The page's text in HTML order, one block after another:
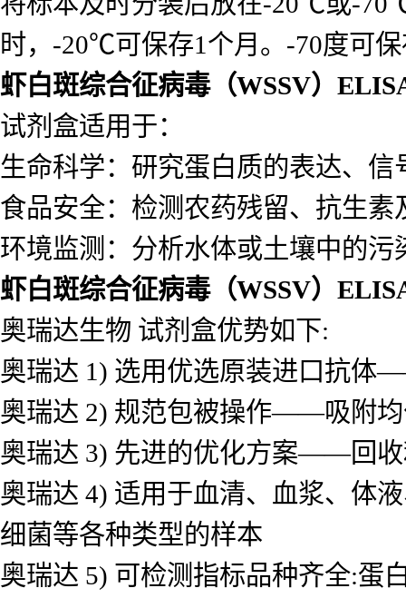
时，-20℃可保存1个月。-70度可
虾白斑综合征病毒（WSSV）
试剂盒适用于：
生命科学：研究蛋白质的表达、信
食品安全：检测农药残留、抗生素
环境监测：分析水体或土壤中的
虾白斑综合征病毒（WSSV）
奥瑞达生物 试剂盒优势如下:
奥瑞达 1) 选用优选原装进口抗
奥瑞达 2) 规范包被操作——吸附
奥瑞达 3) 先进的优化方案——回
奥瑞达 4) 适用于血清、血浆、体
细菌等各种类型的样本
奥瑞达 5) 可检测指标品种齐全:蛋